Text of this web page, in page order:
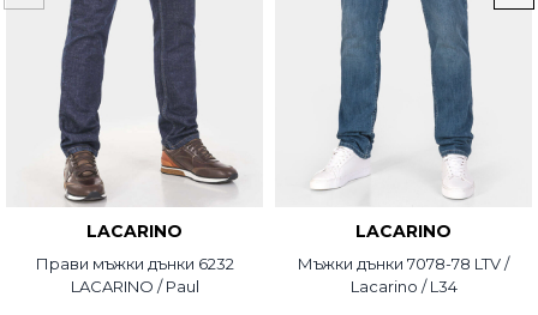
LACARINO
Прави мъжки дънки 6232
LACARINO / Paul
LACARINO
Мъжки дънки 7078-78 LTV /
Lacarino / L34